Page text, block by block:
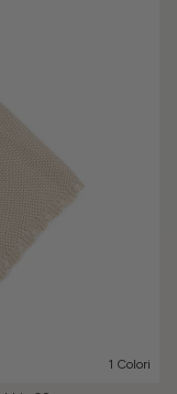
1 Colori